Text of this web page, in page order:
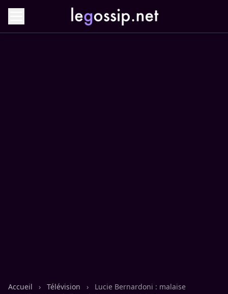
Accueil › Télévision ›
Lucie Bernardoni : malaise